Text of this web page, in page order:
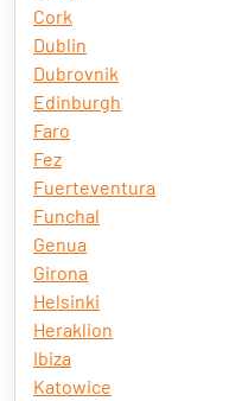
Cork
Dublin
Dubrovnik
Edinburgh
Faro
Fez
Fuerteventura
Funchal
Genua
Girona
Helsinki
Heraklion
Ibiza
Katowice